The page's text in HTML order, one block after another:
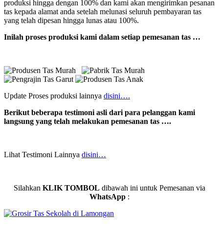
produksi hingga dengan 100% dan kami akan mengirimkan pesanan
tas kepada alamat anda setelah melunasi seluruh pembayaran tas
yang telah dipesan hingga lunas atau 100%.
Inilah proses produksi kami dalam setiap pemesanan tas …
Update Proses produksi lainnya disini….
Berikut beberapa testimoni asli dari para pelanggan kami
langsung yang telah melakukan pemesanan tas ….
Lihat Testimoni Lainnya disini…
Silahkan KLIK TOMBOL dibawah ini untuk Pemesanan via
WhatsApp :